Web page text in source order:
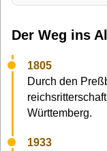
Der Weg ins
1805
Durch den
Württemberg.
1933